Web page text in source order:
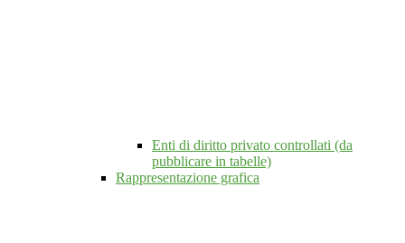
Enti di diritto privato controllati (da
pubblicare in tabelle)
Rappresentazione grafica